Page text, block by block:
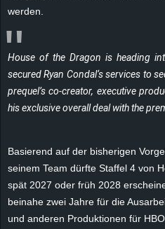
werden.
House of the Dragon is heading
secured Ryan Condal‘s services to
prequel’s co-creator, executive
his exclusive overall deal with the
Basierend auf der bisherigen
seinem Team dürfte Staffel 4 von
spät 2027 oder früh 2028
beinahe zwei Jahre für die
und anderen Produktionen für